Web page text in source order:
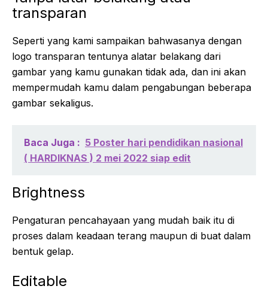
transparan
Seperti yang kami sampaikan bahwasanya dengan
logo transparan tentunya alatar belakang dari
gambar yang kamu gunakan tidak ada, dan ini akan
mempermudah kamu dalam pengabungan beberapa
gambar sekaligus.
Baca Juga : 5 Poster hari pendidikan nasional
( HARDIKNAS ) 2 mei 2022 siap edit
Brightness
Pengaturan pencahayaan yang mudah baik itu di
proses dalam keadaan terang maupun di buat dalam
bentuk gelap.
Editable